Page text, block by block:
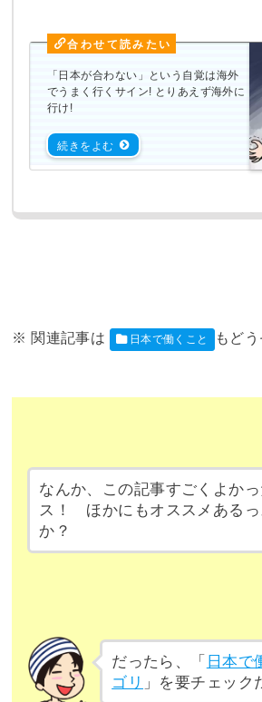
「日本が合わない」という自覚は海外
でうまく行くサイン! とりあえず海外に
行け!
日本で働くこと
なんか、この記事すごくよか
ス！ ほかにもオススメあるっ
か？
だったら、「 日本で
ゴリ 」を要チェック